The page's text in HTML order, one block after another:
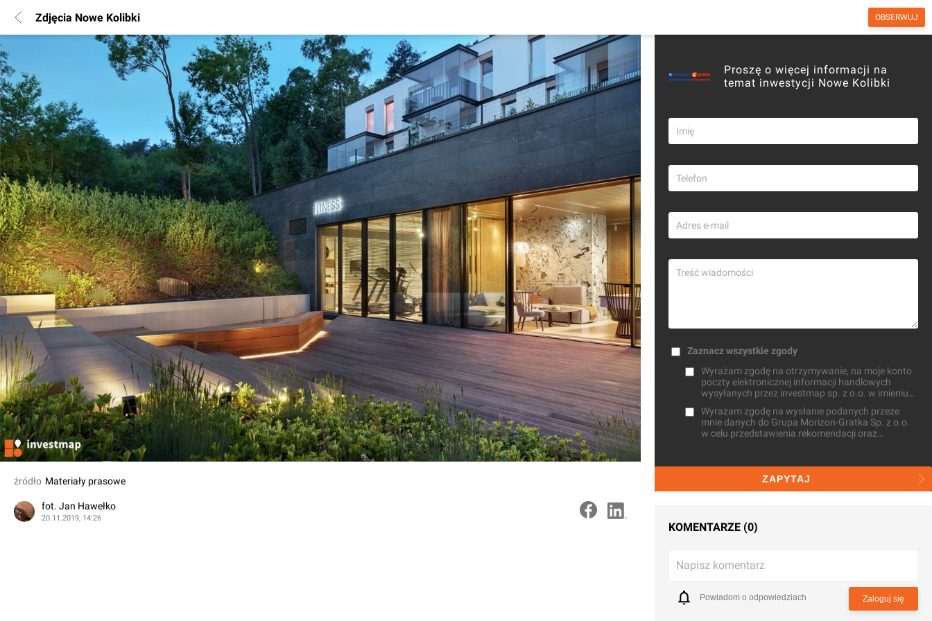
Rynek pierwotny
POPULARNE REGIONY
Warszawa
Wrocław
Kraków
Poznań
Katowice
Lublin
Gdańsk
Łódź
INFORMACJE
Regulamin
Polityka Prywatności
Kontakt
Marketing nieruchomości
Zdjęcia Nowe Kolibki OBSERWUJ
źródło Materiały prasowe
fot. Jan Hawełko
20.11.2019, 14:26
Proszę o więcej informacji na
temat inwestycji Nowe Kolibki
Zaznacz wszystkie zgody
Wyrażam zgodę na otrzymywanie, na moje konto
poczty elektronicznej informacji handlowych
wysyłanych przez investmap sp. z o.o. w imieniu
Wyrażam zgodę na wysłanie podanych przeze
mnie danych do Grupa Morizon-Gratka Sp. z o.o.
w celu przedstawienia rekomendacji oraz
ZAPYTAJ
KOMENTARZE (0)
Napisz komentarz
Powiadom o odpowiedziach Zaloguj się